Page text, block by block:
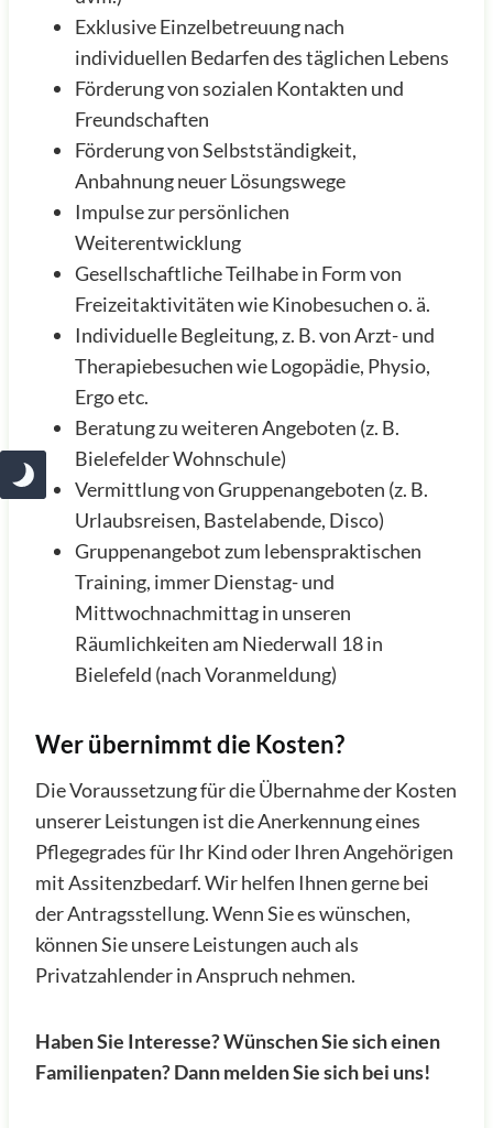
Exklusive Einzelbetreuung nach
individuellen Bedarfen des täglichen Lebens
Förderung von sozialen Kontakten und
Freundschaften
Förderung von Selbstständigkeit,
Anbahnung neuer Lösungswege
Impulse zur persönlichen
Weiterentwicklung
Gesellschaftliche Teilhabe in Form von
Freizeitaktivitäten wie Kinobesuchen o. ä.
Individuelle Begleitung, z. B. von Arzt- und
Therapiebesuchen wie Logopädie, Physio,
Ergo etc.
Beratung zu weiteren Angeboten (z. B.
Bielefelder Wohnschule)
Vermittlung von Gruppenangeboten (z. B.
Urlaubsreisen, Bastelabende, Disco)
Gruppenangebot zum lebenspraktischen
Training, immer Dienstag- und
Mittwochnachmittag in unseren
Räumlichkeiten am Niederwall 18 in
Bielefeld (nach Voranmeldung)
Wer übernimmt die Kosten?
Die Voraussetzung für die Übernahme der Kosten
unserer Leistungen ist die Anerkennung eines
Pflegegrades für Ihr Kind oder Ihren Angehörigen
mit Assitenzbedarf. Wir helfen Ihnen gerne bei
der Antragsstellung. Wenn Sie es wünschen,
können Sie unsere Leistungen auch als
Privatzahlender in Anspruch nehmen.
Haben Sie Interesse? Wünschen Sie sich einen
Familienpaten? Dann melden Sie sich bei uns!